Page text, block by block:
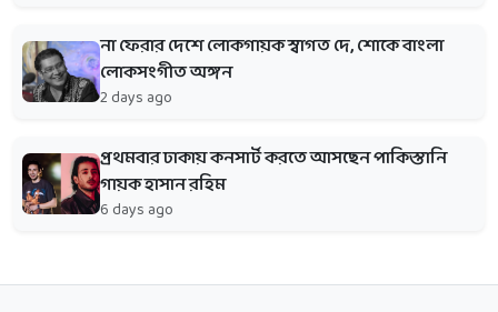
না ফেরার দেশে লোকগায়ক স্বাগত দে, শোকে বাংলা
লোকসংগীত অঙ্গন
2 days ago
প্রথমবার ঢাকায় কনসার্ট করতে আসছেন পাকিস্তানি
গায়ক হাসান রহিম
6 days ago